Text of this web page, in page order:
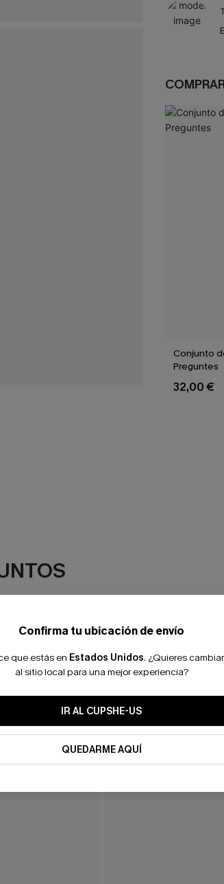
Conjunto
Preguntes
32,00 €
Confirma tu ubicación de envío
que estás en Estados Unidos. ¿Quieres cambiar
al sitio local para una mejor experiencia?
IR AL CUPSHE-US
QUEDARME AQUÍ